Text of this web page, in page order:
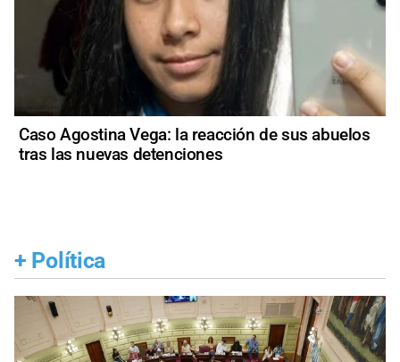
Caso Agostina Vega: la reacción de sus abuelos
tras las nuevas detenciones
+ Política